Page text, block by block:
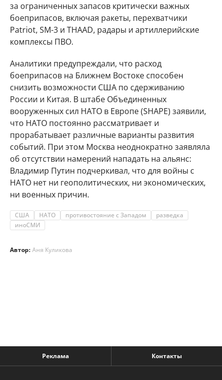
за ограниченных запасов критически важных
боеприпасов, включая ракеты, перехватчики
Patriot, SM-3 и THAAD, радары и артиллерийские
комплексы ПВО.
Аналитики предупреждали, что расход
боеприпасов на Ближнем Востоке способен
снизить возможности США по сдерживанию
России и Китая. В штабе Объединенных
вооруженных сил НАТО в Европе (SHAPE) заявили,
что НАТО постоянно рассматривает и
прорабатывает различные варианты развития
событий. При этом Москва неоднократно заявляла
об отсутствии намерений нападать на альянс:
Владимир Путин подчеркивал, что для войны с
НАТО нет ни геополитических, ни экономических,
ни военных причин.
США НАТО противостояние с Западом
разведка
иноСМИ
Автор: Аня Куликова
Реклама Контакты